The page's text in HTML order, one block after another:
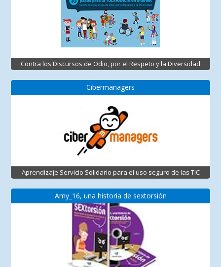
Contra los Discursos de Odio, por el Respeto y la Diversidad
Cibermanagers
Aprendizaje Servicio Solidario para el uso seguro de las TIC
Amy_16, una historia de sextorsión